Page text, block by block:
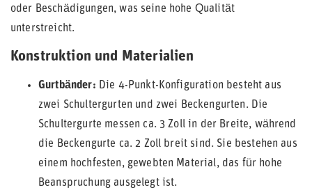
oder Beschädigungen, was seine hohe Qualität
unterstreicht.
Konstruktion und Materialien
Gurtbänder: Die 4-Punkt-Konfiguration besteht aus
zwei Schultergurten und zwei Beckengurten. Die
Schultergurte messen ca. 3 Zoll in der Breite, während
die Beckengurte ca. 2 Zoll breit sind. Sie bestehen aus
einem hochfesten, gewebten Material, das für hohe
Beanspruchung ausgelegt ist.